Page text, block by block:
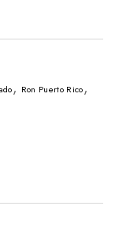
, Ron Puerto Rico,